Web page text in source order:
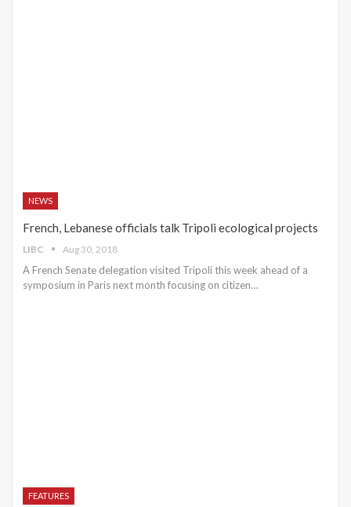
NEWS
French, Lebanese officials talk Tripoli ecological projects
LIBC Aug 30, 2018
A French Senate delegation visited Tripoli this week ahead of a
symposium in Paris next month focusing on citizen…
FEATURES